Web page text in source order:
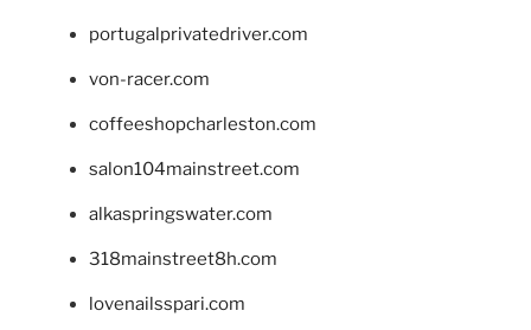
portugalprivatedriver.com
von-racer.com
coffeeshopcharleston.com
salon104mainstreet.com
alkaspringswater.com
318mainstreet8h.com
lovenailsspari.com